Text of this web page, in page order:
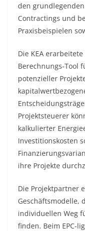
den
Contractings und
Praxisbeispielen
Die KEA
Berechnungs-Tool
potenzieller
Projektsteuerer
kalkulierter
Investitionskosten
ihre Projekte
Die Projektpartner
Geschäftsmodelle,
individuellen Weg
finden. Beim EPC-